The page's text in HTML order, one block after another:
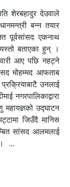
शेरबहादुर देउवाले
बन्न तयार
पूर्वसांसद एकनाथ
बताएका हुन् ।
आए पछि नहट्ने
मोहम्मद आफताब
उनलाई
नगरपालिकाद्वारा
महायज्ञको उद्घाटन
जिउँदै मानिस
सांसद आलमलाई
। ...